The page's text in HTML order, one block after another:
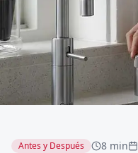
Antes y Después 8 min